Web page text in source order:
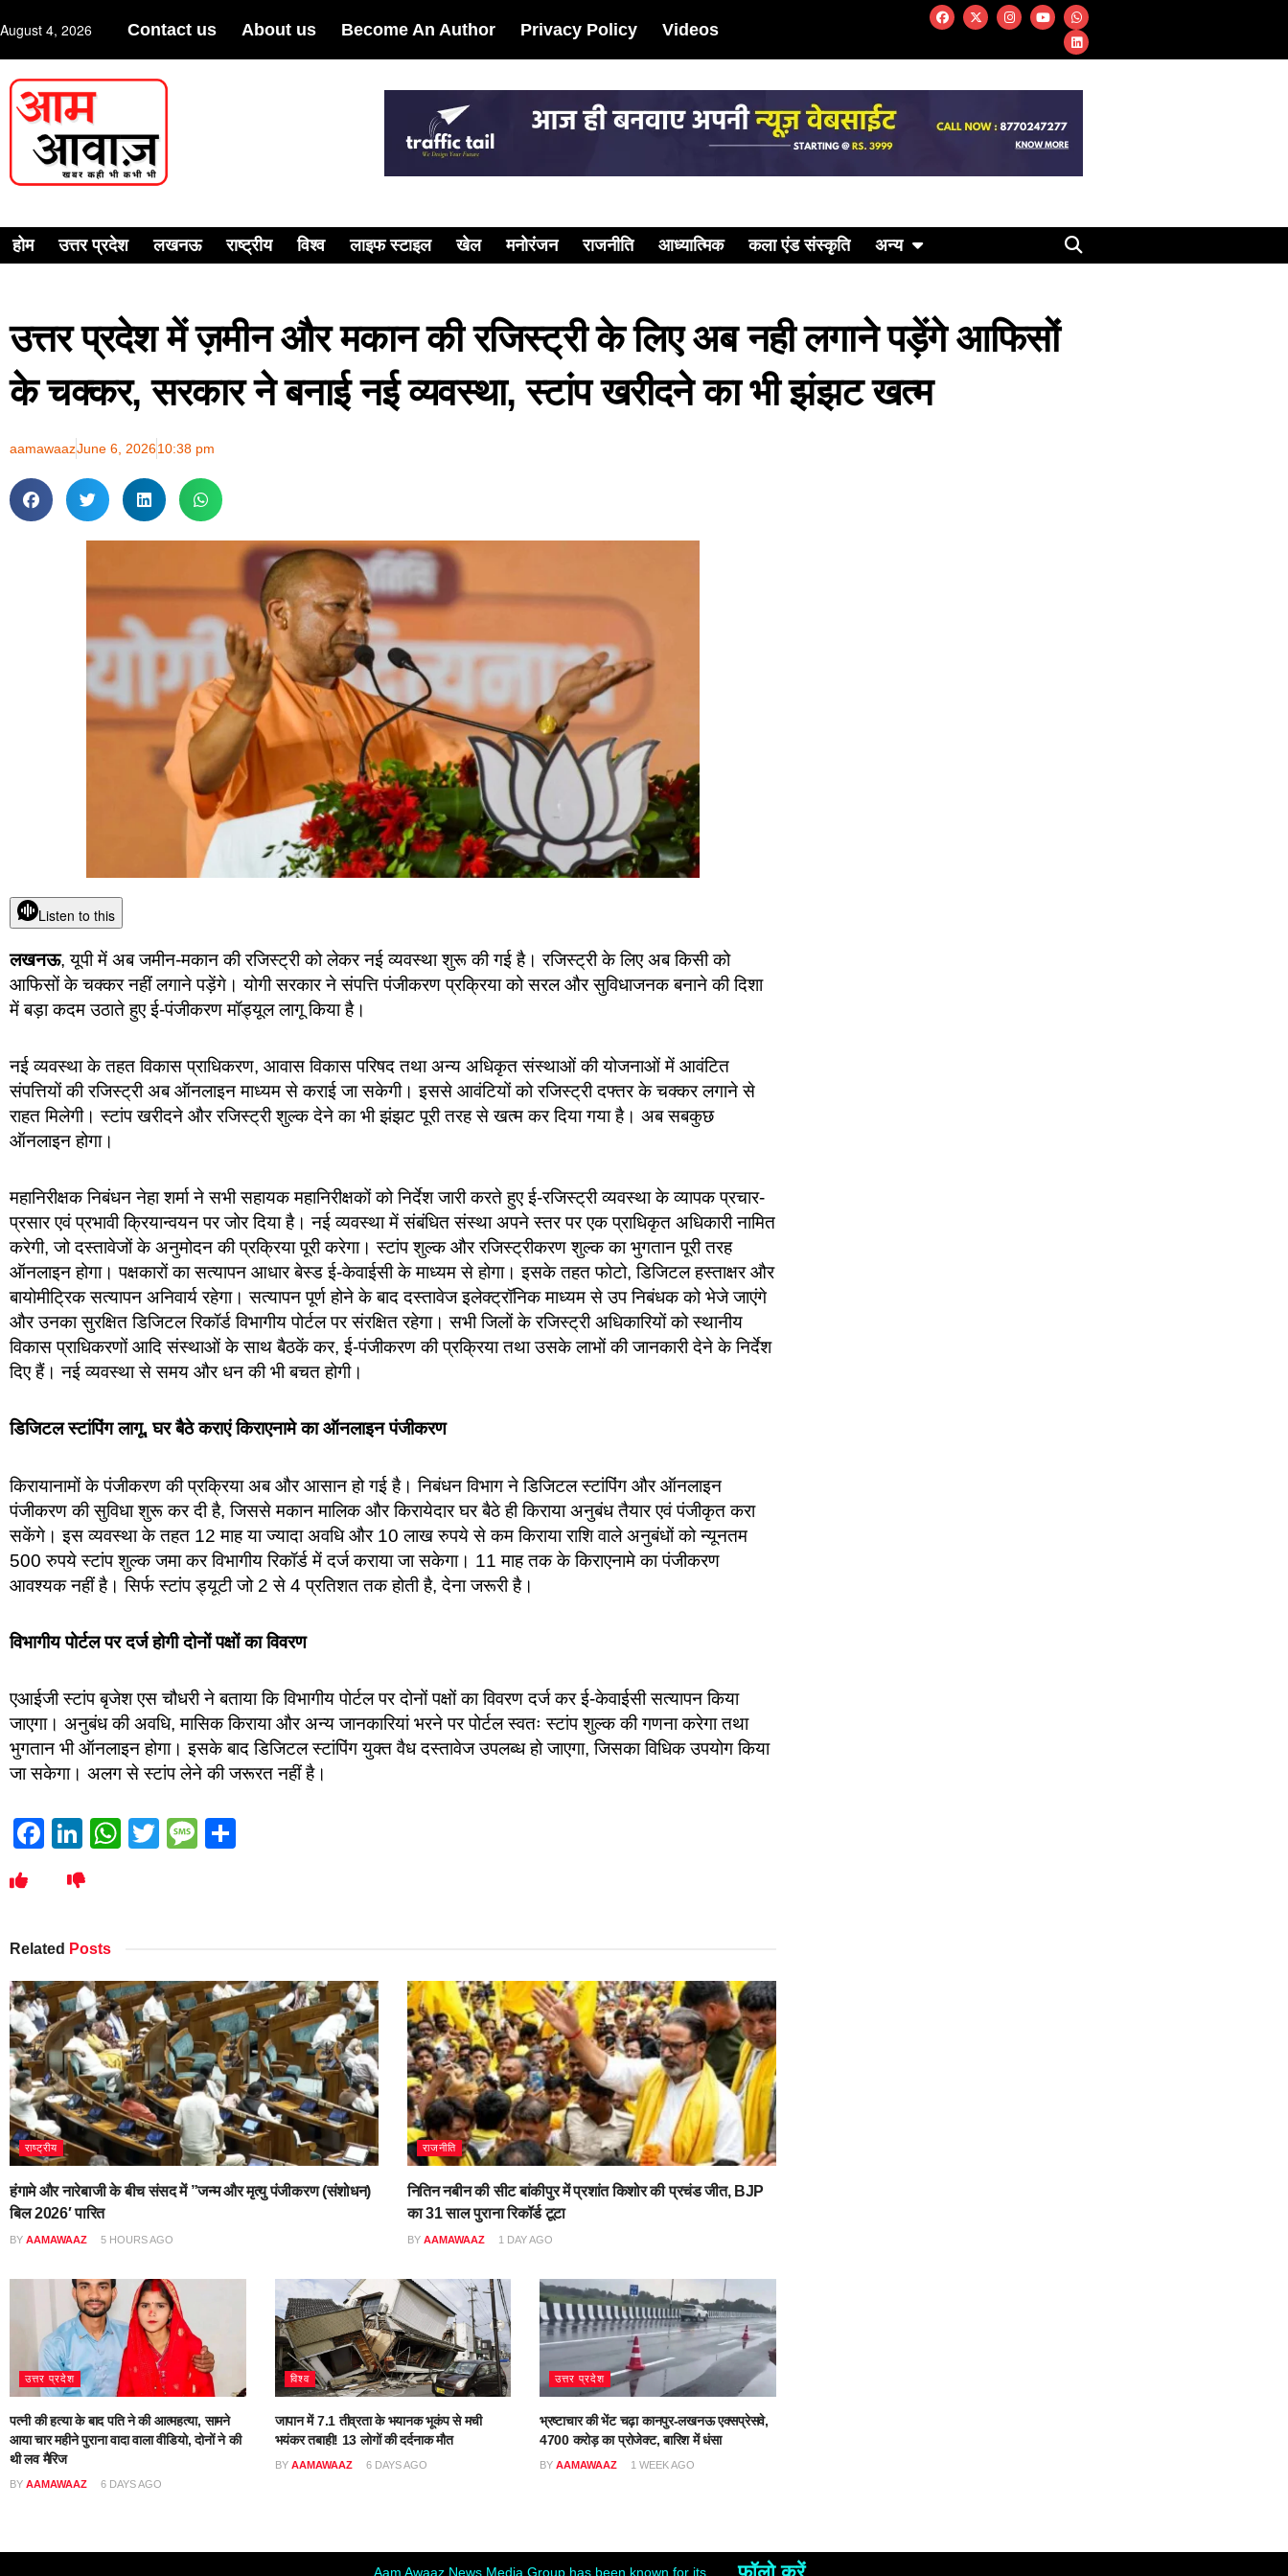
August 4, 2026 Contact us About us Become An Author Privacy Policy Videos
होम उत्तर प्रदेश लखनऊ राष्ट्रीय विश्व लाइफ स्टाइल खेल मनोरंजन राजनीति आध्यात्मिक कला एंड संस्कृति अन्य
उत्तर प्रदेश में ज़मीन और मकान की रजिस्ट्री के लिए अब नही लगाने पड़ेंगे आफिसों
के चक्कर, सरकार ने बनाई नई व्यवस्था, स्टांप खरीदने का भी झंझट खत्म
aamawaazJune 6, 202610:38 pm
Listen to this
लखनऊ, यूपी में अब जमीन-मकान की रजिस्ट्री को लेकर नई व्यवस्था शुरू की गई है। रजिस्ट्री के लिए अब किसी को
आफिसों के चक्कर नहीं लगाने पड़ेंगे। योगी सरकार ने संपत्ति पंजीकरण प्रक्रिया को सरल और सुविधाजनक बनाने की दिशा
में बड़ा कदम उठाते हुए ई-पंजीकरण मॉड्यूल लागू किया है।
नई व्यवस्था के तहत विकास प्राधिकरण, आवास विकास परिषद तथा अन्य अधिकृत संस्थाओं की योजनाओं में आवंटित
संपत्तियों की रजिस्ट्री अब ऑनलाइन माध्यम से कराई जा सकेगी। इससे आवंटियों को रजिस्ट्री दफ्तर के चक्कर लगाने से
राहत मिलेगी। स्टांप खरीदने और रजिस्ट्री शुल्क देने का भी झंझट पूरी तरह से खत्म कर दिया गया है। अब सबकुछ
ऑनलाइन होगा।
महानिरीक्षक निबंधन नेहा शर्मा ने सभी सहायक महानिरीक्षकों को निर्देश जारी करते हुए ई-रजिस्ट्री व्यवस्था के व्यापक प्रचार-
प्रसार एवं प्रभावी क्रियान्वयन पर जोर दिया है। नई व्यवस्था में संबंधित संस्था अपने स्तर पर एक प्राधिकृत अधिकारी नामित
करेगी, जो दस्तावेजों के अनुमोदन की प्रक्रिया पूरी करेगा। स्टांप शुल्क और रजिस्ट्रीकरण शुल्क का भुगतान पूरी तरह
ऑनलाइन होगा। पक्षकारों का सत्यापन आधार बेस्ड ई-केवाईसी के माध्यम से होगा। इसके तहत फोटो, डिजिटल हस्ताक्षर और
बायोमीट्रिक सत्यापन अनिवार्य रहेगा। सत्यापन पूर्ण होने के बाद दस्तावेज इलेक्ट्रॉनिक माध्यम से उप निबंधक को भेजे जाएंगे
और उनका सुरक्षित डिजिटल रिकॉर्ड विभागीय पोर्टल पर संरक्षित रहेगा। सभी जिलों के रजिस्ट्री अधिकारियों को स्थानीय
विकास प्राधिकरणों आदि संस्थाओं के साथ बैठकें कर, ई-पंजीकरण की प्रक्रिया तथा उसके लाभों की जानकारी देने के निर्देश
दिए हैं। नई व्यवस्था से समय और धन की भी बचत होगी।
डिजिटल स्टांपिंग लागू, घर बैठे कराएं किराएनामे का ऑनलाइन पंजीकरण
किरायानामों के पंजीकरण की प्रक्रिया अब और आसान हो गई है। निबंधन विभाग ने डिजिटल स्टांपिंग और ऑनलाइन
पंजीकरण की सुविधा शुरू कर दी है, जिससे मकान मालिक और किरायेदार घर बैठे ही किराया अनुबंध तैयार एवं पंजीकृत करा
सकेंगे। इस व्यवस्था के तहत 12 माह या ज्यादा अवधि और 10 लाख रुपये से कम किराया राशि वाले अनुबंधों को न्यूनतम
500 रुपये स्टांप शुल्क जमा कर विभागीय रिकॉर्ड में दर्ज कराया जा सकेगा। 11 माह तक के किराएनामे का पंजीकरण
आवश्यक नहीं है। सिर्फ स्टांप ड्यूटी जो 2 से 4 प्रतिशत तक होती है, देना जरूरी है।
विभागीय पोर्टल पर दर्ज होगी दोनों पक्षों का विवरण
एआईजी स्टांप बृजेश एस चौधरी ने बताया कि विभागीय पोर्टल पर दोनों पक्षों का विवरण दर्ज कर ई-केवाईसी सत्यापन किया
जाएगा। अनुबंध की अवधि, मासिक किराया और अन्य जानकारियां भरने पर पोर्टल स्वतः स्टांप शुल्क की गणना करेगा तथा
भुगतान भी ऑनलाइन होगा। इसके बाद डिजिटल स्टांपिंग युक्त वैध दस्तावेज उपलब्ध हो जाएगा, जिसका विधिक उपयोग किया
जा सकेगा। अलग से स्टांप लेने की जरूरत नहीं है।
Facebook
LinkedIn
WhatsApp
TwitterMessage
Related Posts
राष्ट्रीय
हंगामे और नारेबाजी के बीच संसद में ”जन्म और मृत्यु पंजीकरण (संशोधन)
बिल 2026′ पारित
BY AAMAWAAZ 5 HOURS AGO
राजनीति
नितिन नबीन की सीट बांकीपुर में प्रशांत किशोर की प्रचंड जीत, BJP
का 31 साल पुराना रिकॉर्ड टूटा
BY AAMAWAAZ 1 DAY AGO
उत्तर प्रदेश
पत्नी की हत्या के बाद पति ने की आत्महत्या, सामने
आया चार महीने पुराना वादा वाला वीडियो, दोनों ने की
थी लव मैरिज
BY AAMAWAAZ 6 DAYS AGO
विश्व
जापान में 7.1 तीव्रता के भयानक भूकंप से मची
भयंकर तबाही! 13 लोगों की दर्दनाक मौत
BY AAMAWAAZ 6 DAYS AGO
उत्तर प्रदेश
भ्रष्टाचार की भेंट चढ़ा कानपुर-लखनऊ एक्सप्रेसवे,
4700 करोड़ का प्रोजेक्ट, बारिश में धंसा
BY AAMAWAAZ 1 WEEK AGO
Aam Awaaz News Media Group has been known for its फॉलो करें